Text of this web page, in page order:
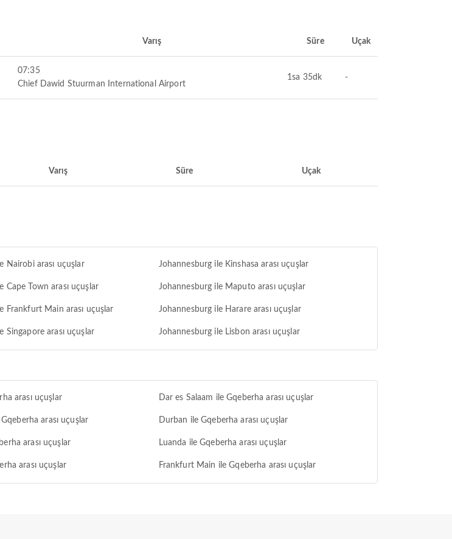
Varış Süre Uçak
07:35
Chief Dawid Stuurman International Airport
1sa 35dk -
Varış Süre Uçak
Nairobi arası uçuşlar Johannesburg ile Kinshasa arası uçuşlar
Cape Town arası uçuşlar Johannesburg ile Maputo arası uçuşlar
Frankfurt Main arası uçuşlar Johannesburg ile Harare arası uçuşlar
Singapore arası uçuşlar Johannesburg ile Lisbon arası uçuşlar
arası uçuşlar Dar es Salaam ile Gqeberha arası uçuşlar
arası uçuşlar Durban ile Gqeberha arası uçuşlar
arası uçuşlar Luanda ile Gqeberha arası uçuşlar
arası uçuşlar Frankfurt Main ile Gqeberha arası uçuşlar